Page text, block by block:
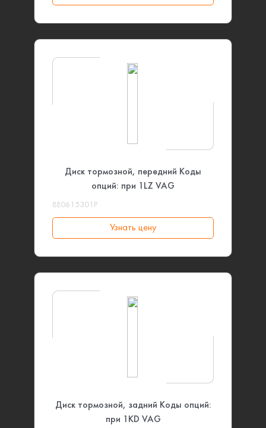
Диск тормозной, передний Коды
опций: при 1LZ VAG
8E0615301P
Узнать цену
Диск тормозной, задний Коды опций:
при 1KD VAG